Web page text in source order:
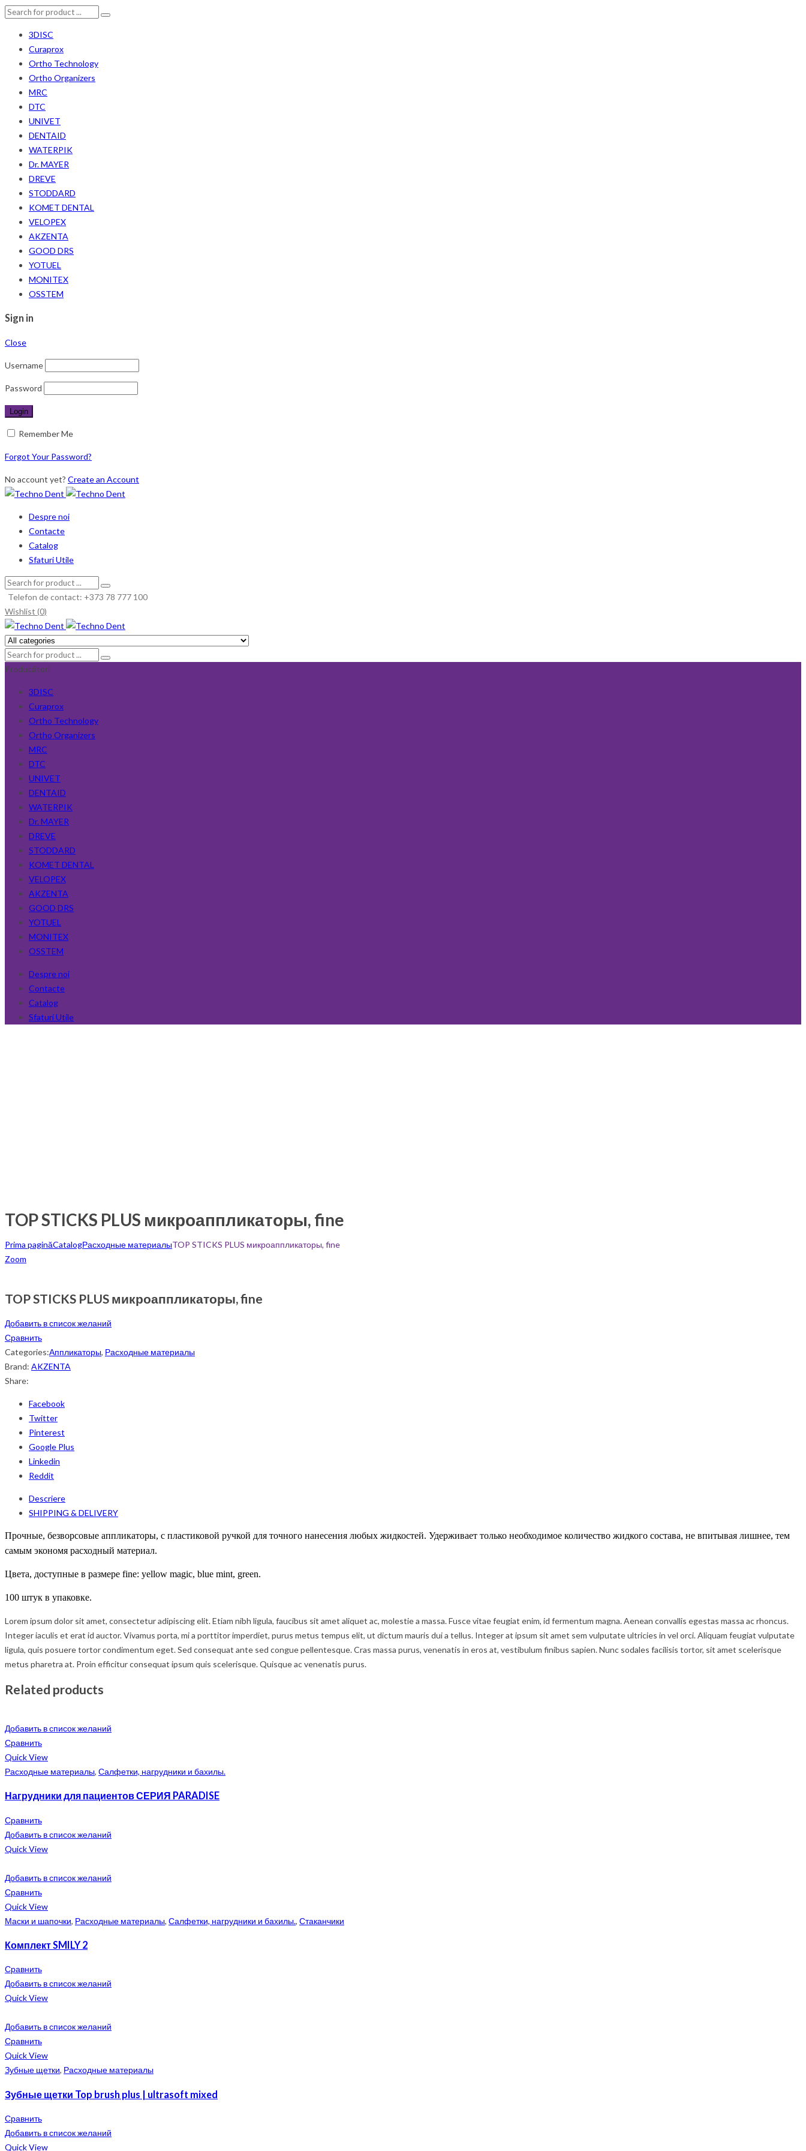
3DISC
Curaprox
Ortho Technology
Ortho Organizers
MRC
DTC
UNIVET
DENTAID
WATERPIK
Dr. MAYER
DREVE
STODDARD
KOMET DENTAL
VELOPEX
AKZENTA
GOOD DRS
YOTUEL
MONITEX
OSSTEM
Sign in
Close
Username
Password
Remember Me
Forgot Your Password?
No account yet? Create an Account
Despre noi
Contacte
Catalog
Sfaturi Utile
Telefon de contact: +373 78 777 100
Wishlist (0)
Producători
3DISC
Curaprox
Ortho Technology
Ortho Organizers
MRC
DTC
UNIVET
DENTAID
WATERPIK
Dr. MAYER
DREVE
STODDARD
KOMET DENTAL
VELOPEX
AKZENTA
GOOD DRS
YOTUEL
MONITEX
OSSTEM
Despre noi
Contacte
Catalog
Sfaturi Utile
TOP STICKS PLUS микроаппликаторы, fine
Prima paginăCatalogРасходные материалыTOP STICKS PLUS микроаппликаторы, fine
Zoom
TOP STICKS PLUS микроаппликаторы, fine
Добавить в список желаний
Сравнить
Categories:Аппликаторы, Расходные материалы
Brand: AKZENTA
Share:
Facebook
Twitter
Pinterest
Google Plus
Linkedin
Reddit
Descriere
SHIPPING & DELIVERY
Прочные, безворсовые аппликаторы, с пластиковой ручкой для точного нанесения любых жидкостей. Удерживает только необходимое количество жидкого состава, не впитывая лишнее, тем
самым экономя расходный материал.
Цвета, доступные в размере fine: yellow magic, blue mint, green.
100 штук в упаковке.
Lorem ipsum dolor sit amet, consectetur adipiscing elit. Etiam nibh ligula, faucibus sit amet aliquet ac, molestie a massa. Fusce vitae feugiat enim, id fermentum magna. Aenean convallis egestas massa ac rhoncus.
Integer iaculis et erat id auctor. Vivamus porta, mi a porttitor imperdiet, purus metus tempus elit, ut dictum mauris dui a tellus. Integer at ipsum sit amet sem vulputate ultricies in vel orci. Aliquam feugiat vulputate
ligula, quis posuere tortor condimentum eget. Sed consequat ante sed congue pellentesque. Cras massa purus, venenatis in eros at, vestibulum finibus sapien. Nunc sodales facilisis tortor, sit amet scelerisque
metus pharetra at. Proin efficitur consequat ipsum quis scelerisque. Quisque ac venenatis purus.
Related products
Добавить в список желаний
Сравнить
Quick View
Расходные материалы, Салфетки, нагрудники и бахилы.
Нагрудники для пациентов СЕРИЯ PARADISE
Сравнить
Добавить в список желаний
Quick View
Добавить в список желаний
Сравнить
Quick View
Маски и шапочки, Расходные материалы, Салфетки, нагрудники и бахилы., Стаканчики
Комплект SMILY 2
Сравнить
Добавить в список желаний
Quick View
Добавить в список желаний
Сравнить
Quick View
Зубные щетки, Расходные материалы
Зубные щетки Top brush plus | ultrasoft mixed
Сравнить
Добавить в список желаний
Quick View